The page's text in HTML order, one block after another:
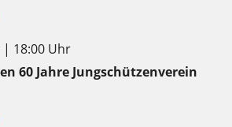
| 18:00 Uhr
60 Jahre Jungschützenverein